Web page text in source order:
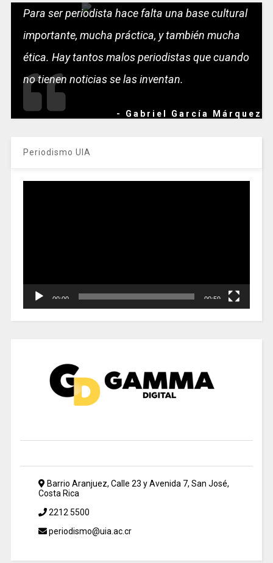
Para ser periodista hace falta una base cultural
importante, mucha práctica, y también mucha
ética. Hay tantos malos periodistas que cuando
no tienen noticias se las inventan.
- Gabriel García Márquez
Periodismo UIA
00:00 00:59
Barrio Aranjuez, Calle 23 y Avenida 7, San José,
Costa Rica
2212 5500
periodismo@uia.ac.cr